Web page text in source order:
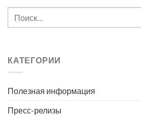
КАТЕГОРИИ
Полезная информация
Пресс-релизы